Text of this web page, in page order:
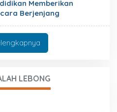
Memberikan
Berjenjang
LEBONG